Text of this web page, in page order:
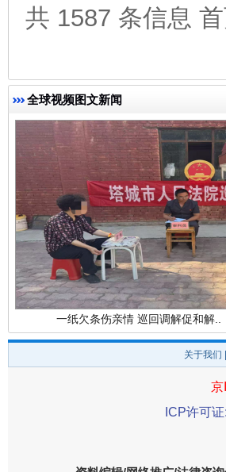
共 1587 条信息
全球视频图文新闻
完善运行机制助力责任有效落实
一纸欠条伤亲情 巡回调解促和解..
关于我们
京
ICP许可